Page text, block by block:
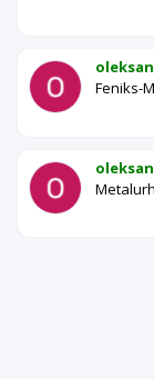
Feniks-